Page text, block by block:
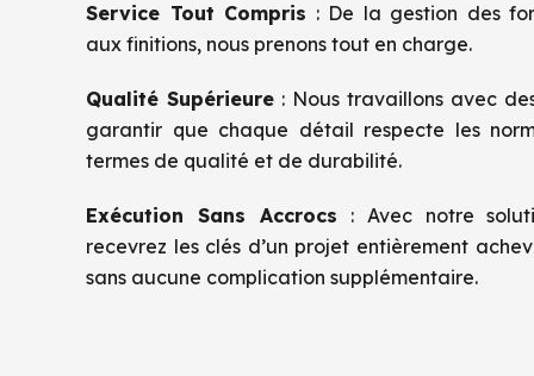
Service Tout Compris : De la gestion des
aux finitions, nous prenons tout en charge.
Qualité Supérieure : Nous travaillons avec
garantir que chaque détail respecte les
termes de qualité et de durabilité.
Exécution Sans Accrocs : Avec notre
recevrez les clés d’un projet entièrement
sans aucune complication supplémentaire.